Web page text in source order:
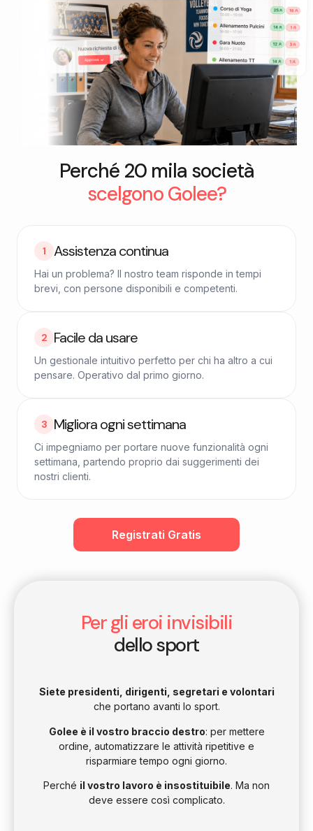
Perché 20 mila società
scelgono Golee?
1 Assistenza continua
Hai un problema? Il nostro team risponde in tempi
brevi, con persone disponibili e competenti.
2 Facile da usare
Un gestionale intuitivo perfetto per chi ha altro a cui
pensare. Operativo dal primo giorno.
3 Migliora ogni settimana
Ci impegniamo per portare nuove funzionalità ogni
settimana, partendo proprio dai suggerimenti dei
nostri clienti.
Registrati Gratis
Per gli eroi invisibili
dello sport
Siete presidenti, dirigenti, segretari e volontari
che portano avanti lo sport.
Golee è il vostro braccio destro: per mettere
ordine, automatizzare le attività ripetitive e
risparmiare tempo ogni giorno.
Perché il vostro lavoro è insostituibile. Ma non
deve essere così complicato.